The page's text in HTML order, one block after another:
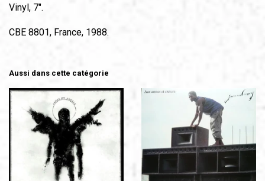
Vinyl, 7".
CBE 8801, France, 1988.
Aussi dans cette catégorie